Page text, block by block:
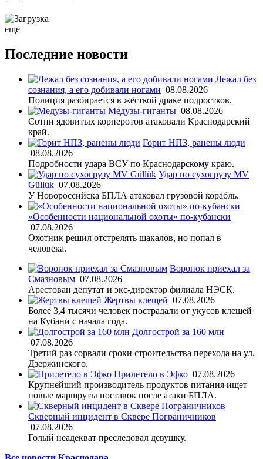
еще
Последние новости
Лежал без
сознания, а его добивали ногами 08.08.2026
Полиция разбирается в жёсткой драке подростков.
Медузы-гиганты 08.08.2026
Сотни ядовитых корнеротов атаковали Краснодарский
край.
Горит НПЗ, ранены люди
08.08.2026
Подробности удара ВСУ по Краснодарскому краю.
Удар по сухогрузу MV
Güllük 07.08.2026
У Новороссийска БПЛА атаковал грузовой корабль.
«Особенности национальной охоты» по-кубански
07.08.2026
Охотник решил отстрелять шакалов, но попал в
человека.
Воронок приехал за
Смазновым 07.08.2026
Арестован депутат и экс-директор филиала НЭСК.
Жертвы клещей 07.08.2026
Более 3,4 тысячи человек пострадали от укусов клещей
на Кубани с начала года.
Долгострой за 160 млн
07.08.2026
Третий раз сорвали сроки строительства перехода на ул.
Дзержинского.
Прилетело в Эфко 07.08.2026
Крупнейший производитель продуктов питания ищет
новые маршруты поставок после атаки БПЛА.
Скверный инцидент в Сквере Пограничников
07.08.2026
Голый неадекват преследовал девушку.